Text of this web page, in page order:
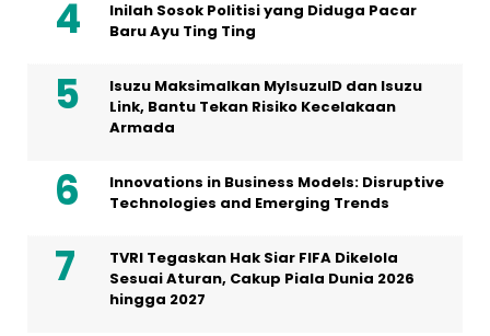
Inilah Sosok Politisi yang Diduga Pacar
Baru Ayu Ting Ting
Isuzu Maksimalkan MyIsuzuID dan Isuzu
Link, Bantu Tekan Risiko Kecelakaan
Armada
Innovations in Business Models: Disruptive
Technologies and Emerging Trends
TVRI Tegaskan Hak Siar FIFA Dikelola
Sesuai Aturan, Cakup Piala Dunia 2026
hingga 2027